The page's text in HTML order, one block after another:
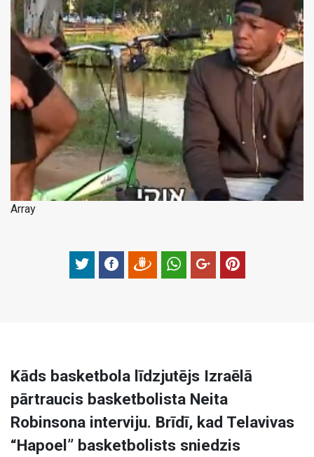
Array
Kāds basketbola līdzjutējs Izraēlā
pārtraucis basketbolista Neita
Robinsona interviju. Brīdī, kad Telavivas
“Hapoel” basketbolists sniedzis